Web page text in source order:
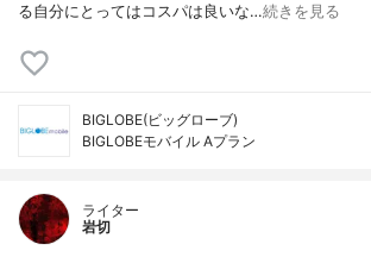
る自分にとってはコスパは良いな…続きを見る
BIGLOBE(ビッグローブ)
BIGLOBEモバイル Aプラン
ライター
岩切